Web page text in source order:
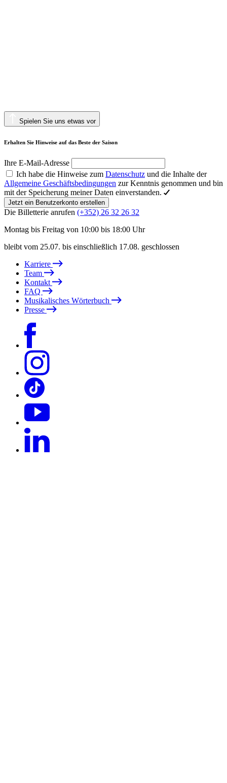
Spielen Sie uns etwas vor
Erhalten Sie Hinweise auf das Beste der Saison
Ihre E-Mail-Adresse
Ich habe die Hinweise zum Datenschutz und die Inhalte der
Allgemeine Geschäftsbedingungen zur Kenntnis genommen und bin
mit der Speicherung meiner Daten einverstanden.
Jetzt ein Benutzerkonto erstellen
Die Billetterie anrufen (+352) 26 32 26 32
Montag bis Freitag von 10:00 bis 18:00 Uhr
bleibt vom 25.07. bis einschließlich 17.08. geschlossen
Karriere
Team
Kontakt
FAQ
Musikalisches Wörterbuch
Presse